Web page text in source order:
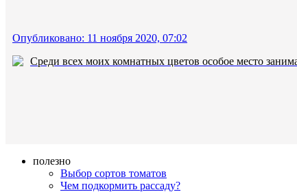
Опубликовано: 11 ноября 2020, 07:02
Среди всех моих комнатных цветов особое место
полезно
Выбор сортов томатов
Чем подкормить рассаду?